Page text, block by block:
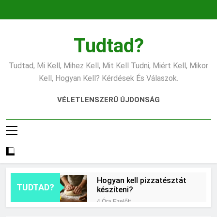
Tudtad?
Tudtad, Mi Kell, Mihez Kell, Mit Kell Tudni, Miért Kell, Mikor
Kell, Hogyan Kell? Kérdések És Válaszok.
VÉLETLENSZERŰ ÚJDONSÁG
TUDTAD?
Hogyan kell pizzatésztát
készíteni?
4 Óra Ezelőtt